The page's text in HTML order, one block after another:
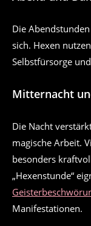
Die
sich. Hexen
Selbstfürsorge
Mitternacht
Die Nacht
magische Arbeit.
besonders
„Hexenstunde“
Manifestationen.